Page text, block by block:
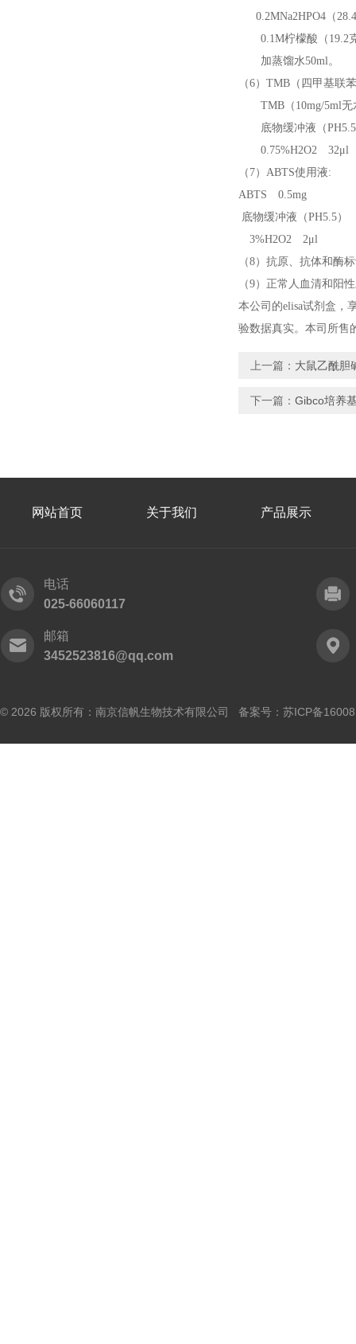
0.2MNa2HPO4（
0.1M柠檬酸（19.2
加蒸馏水50ml。
（6）TMB（四甲基联
TMB（10mg/5ml无
底物缓冲液（
0.75%H2O2 32μl
（7）ABTS使用液:
ABTS 0.5mg
底物缓冲液（PH5.5
3%H2O2 2μl
（8）抗原、抗体和酶
（9）正常人血清和阳
本公司的elisa试剂盒，
验数据真实。本司所售
上一篇： 大鼠乙酰胆
下一篇： Gibco培养
网站首页 关于我们 产品展示
电话
025-66060117
邮箱
3452523816@qq.com
© 2026 版权所有：南京信帆生物技术有限公司 备案号： 苏ICP备